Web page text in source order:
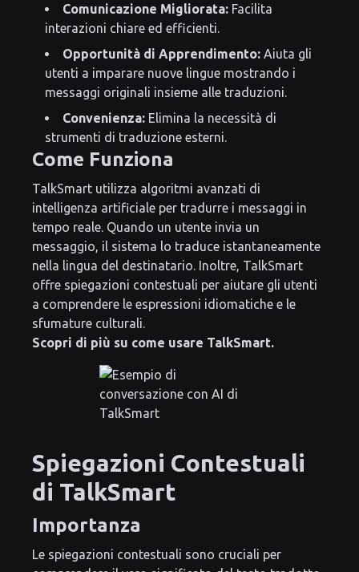
Comunicazione Migliorata: Facilita
interazioni chiare ed efficienti.
Opportunità di Apprendimento: Aiuta gli
utenti a imparare nuove lingue mostrando i
messaggi originali insieme alle traduzioni.
Convenienza: Elimina la necessità di
strumenti di traduzione esterni.
Come Funziona
TalkSmart utilizza algoritmi avanzati di
intelligenza artificiale per tradurre i messaggi in
tempo reale. Quando un utente invia un
messaggio, il sistema lo traduce istantaneamente
nella lingua del destinatario. Inoltre, TalkSmart
offre spiegazioni contestuali per aiutare gli utenti
a comprendere le espressioni idiomatiche e le
sfumature culturali.
Scopri di più su come usare TalkSmart.
Spiegazioni Contestuali
di TalkSmart
Importanza
Le spiegazioni contestuali sono cruciali per